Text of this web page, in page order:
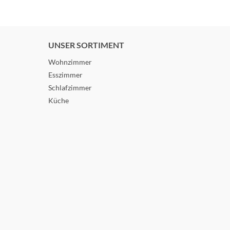
UNSER SORTIMENT
Wohnzimmer
Esszimmer
Schlafzimmer
Küche